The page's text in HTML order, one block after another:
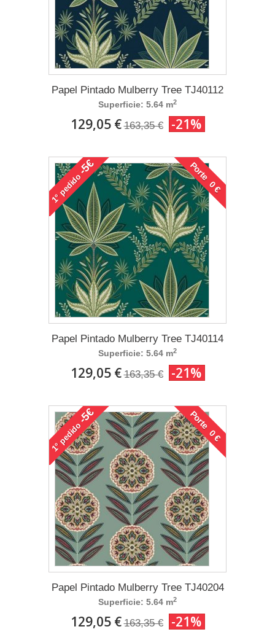
Papel Pintado Mulberry Tree TJ40112
Superficie: 5.64 m2
129,05 € 163,35 € -21%
1°
pedido
-5€ Porte 0 €
Papel Pintado Mulberry Tree TJ40114
Superficie: 5.64 m2
129,05 € 163,35 € -21%
1°
pedido
-5€ Porte 0 €
Papel Pintado Mulberry Tree TJ40204
Superficie: 5.64 m2
129,05 € 163,35 € -21%